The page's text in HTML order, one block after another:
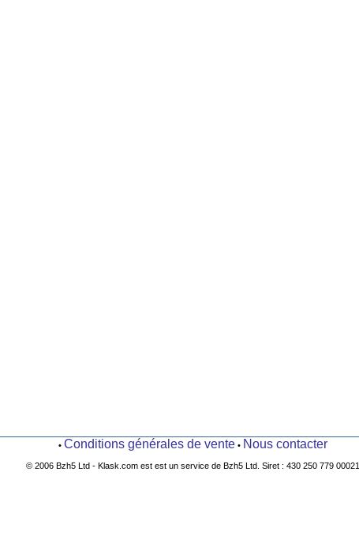
• Conditions générales de vente• Nous contacter
© 2006 Bzh5 Ltd - Klask.com est est un service de Bzh5 Ltd. Siret : 430 250 779 00021